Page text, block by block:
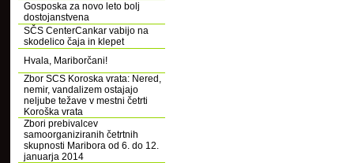
Gosposka za novo leto bolj
dostojanstvena
SČS CenterCankar vabijo na
skodelico čaja in klepet
Hvala, Mariborčani!
Zbor SCS Koroska vrata: Nered,
nemir, vandalizem ostajajo
neljube težave v mestni četrti
Koroška vrata
Zbori prebivalcev
samoorganiziranih četrtnih
skupnosti Maribora od 6. do 12.
januarja 2014